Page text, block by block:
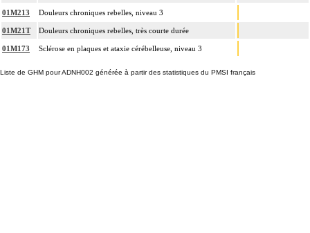
01M213 Douleurs chroniques rebelles, niveau 3
01M21T Douleurs chroniques rebelles, très courte durée
01M173 Sclérose en plaques et ataxie cérébelleuse, niveau 3
Liste de GHM pour ADNH002 générée à partir des statistiques du PMSI français